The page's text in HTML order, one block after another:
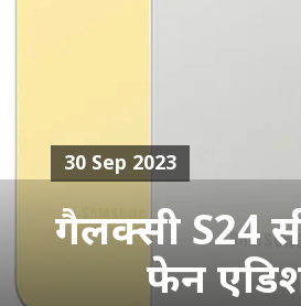
गैलक्सी S24
फेन
30 Sep 2023